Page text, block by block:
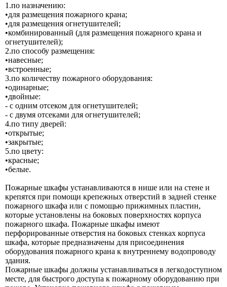
1.по назначению:
•для размещения пожарного крана;
•для размещения огнетушителей;
•комбинированный (для размещения пожарного крана и
огнетушителей);
2.по способу размещения:
•навесные;
•встроенные;
3.по количеству пожарного оборудования:
•одинарные;
•двойные:
- с одним отсеком для огнетушителей;
- с двумя отсеками для огнетушителей;
4.по типу дверей:
•открытые;
•закрытые;
5.по цвету:
•красные;
•белые.
Пожарные шкафы устанавливаются в нише или на стене и
крепятся при помощи крепежных отверстий в задней стенке
пожарного шкафа или с помощью прижимных пластин,
которые установлены на боковых поверхностях корпуса
пожарного шкафа. Пожарные шкафы имеют
перфорированные отверстия на боковых стенках корпуса
шкафа, которые предназначены для присоединения
оборудования пожарного крана к внутреннему водопроводу
здания.
Пожарные шкафы должны устанавливаться в легкодоступном
месте, для быстрого доступа к пожарному оборудованию при